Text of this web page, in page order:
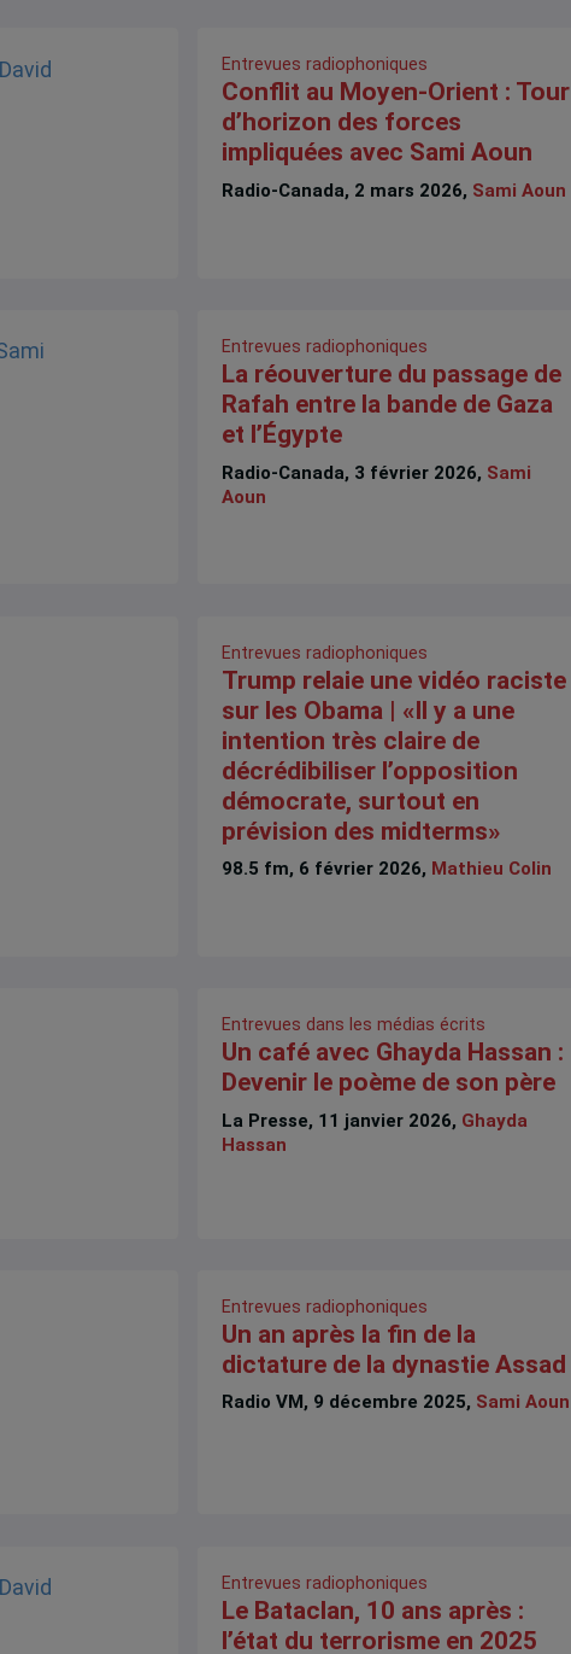
Entrevues radiophoniques
Conflit au Moyen-Orient : Tour
d’horizon des forces
impliquées avec Sami Aoun
Radio-Canada, 2 mars 2026, Sami Aoun
Entrevues radiophoniques
La réouverture du passage de
Rafah entre la bande de Gaza
et l’Égypte
Radio-Canada, 3 février 2026, Sami
Aoun
Entrevues radiophoniques
Trump relaie une vidéo raciste
sur les Obama | «Il y a une
intention très claire de
décrédibiliser l’opposition
démocrate, surtout en
prévision des midterms»
98.5 fm, 6 février 2026, Mathieu Colin
Entrevues dans les médias écrits
Un café avec Ghayda Hassan :
Devenir le poème de son père
La Presse, 11 janvier 2026, Ghayda
Hassan
Entrevues radiophoniques
Un an après la fin de la
dictature de la dynastie Assad
Radio VM, 9 décembre 2025, Sami Aoun
Entrevues radiophoniques
Le Bataclan, 10 ans après :
l’état du terrorisme en 2025